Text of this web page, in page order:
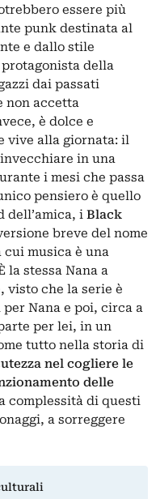
essere più
punk destinata al
e dallo stile
della
dai passati
non accetta
è dolce e
vive alla giornata: il
in una
i mesi che passa
pensiero è quello
dell’amica, i Black
breve del nome
musica è una
la stessa Nana a
visto che la serie è
Nana e poi, circa a
per lei, in un
tutto nella storia di
nel cogliere le
delle
complessità di questi
a sorreggere